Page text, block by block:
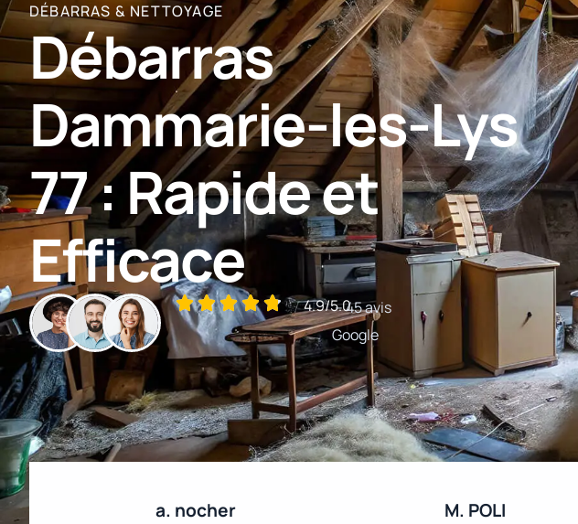
DÉBARRAS & NETTOYAGE
Débarras
Dammarie-les-Lys
77 : Rapide et
Efficace
4.9/5.0– 45 avis
Google
a. nocher M. POLI